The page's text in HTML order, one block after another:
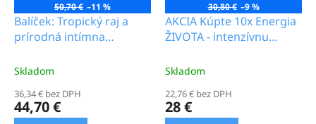
p
z
d
50,70 € –11 %
Balíček: Tropický raj a
prírodná intímna
Skladom
36,34 € bez DPH
44,70 €
30,80 € –9 %
AKCIA Kúpte 10x Energia
ŽIVOTA - intenzívnu
DARČEK dostanete Jemná
denná hygienická vložka
(1 ks) _15.0b
Skladom
22,76 € bez DPH
28 €